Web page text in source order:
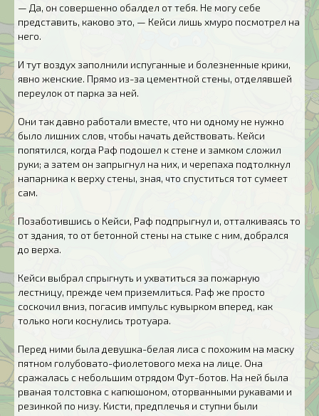
— Да, он совершенно обалдел от тебя. Не могу себе
представить, каково это, — Кейси лишь хмуро посмотрел на
него.
И тут воздух заполнили испуганные и болезненные крики,
явно женские. Прямо из-за цементной стены, отделявшей
переулок от парка за ней.
Они так давно работали вместе, что ни одному не нужно
было лишних слов, чтобы начать действовать. Кейси
попятился, когда Раф подошел к стене и замком сложил
руки; а затем он запрыгнул на них, и черепаха подтолкнул
напарника к верху стены, зная, что спуститься тот сумеет
сам.
Позаботившись о Кейси, Раф подпрыгнул и, отталкиваясь то
от здания, то от бетонной стены на стыке с ним, добрался
до верха.
Кейси выбрал спрыгнуть и ухватиться за пожарную
лестницу, прежде чем приземлиться. Раф же просто
соскочил вниз, погасив импульс кувырком вперед, как
только ноги коснулись тротуара.
Перед ними была девушка-белая лиса с похожим на маску
пятном голубовато-фиолетового меха на лице. Она
сражалась с небольшим отрядом Фут-ботов. На ней была
рваная толстовка с капюшоном, оторванными рукавами и
резинкой по низу. Кисти, предплечья и ступни были